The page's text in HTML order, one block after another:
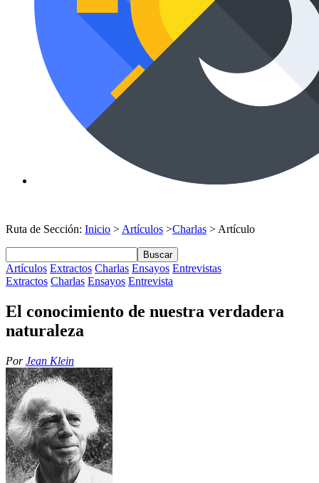
Ruta de Sección: Inicio > Artículos >Charlas > Artículo
Buscar
Artículos Extractos Charlas Ensayos Entrevistas
Extractos Charlas Ensayos Entrevista
El conocimiento de nuestra verdadera
naturaleza
PorJean Klein